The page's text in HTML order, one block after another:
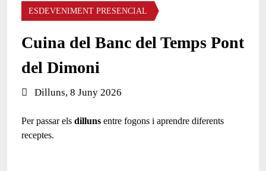
b
ESDEVENIMENT PRESENCIAL
Cuina del Banc del Temps Pont
del Dimoni
Data de l'esdeveniment:
Dilluns, 8 Juny 2026
Per passar els dilluns entre fogons i aprendre diferents
receptes.